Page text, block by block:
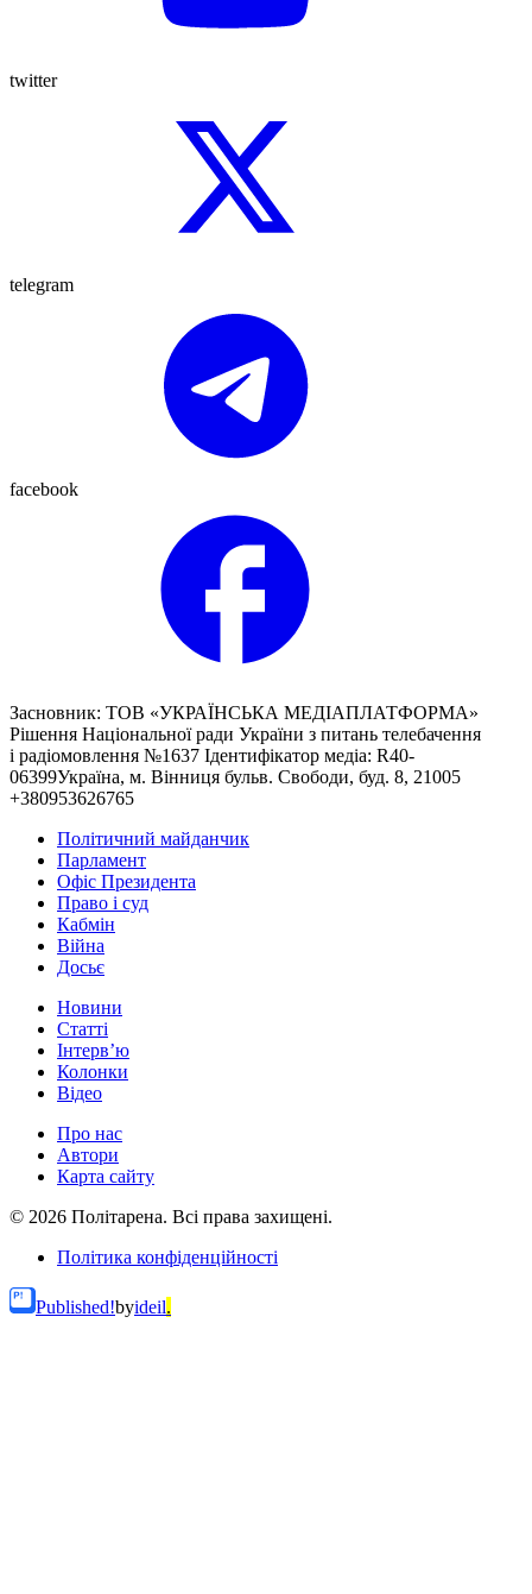
twitter
telegram
facebook
Засновник: ТОВ «УКРАЇНСЬКА МЕДІАПЛАТФОРМА»
Рішення Національної ради України з питань телебачення
і радіомовлення №1637 Ідентифікатор медіа: R40-
06399Україна, м. Вінниця бульв. Свободи, буд. 8, 21005
+380953626765
Політичний майданчик
Парламент
Офіс Президента
Право і суд
Кабмін
Війна
Досьє
Новини
Статті
Інтерв’ю
Колонки
Відео
Про нас
Автори
Карта сайту
© 2026 Політарена. Всі права захищені.
Політика конфіденційності
Published!byideil.